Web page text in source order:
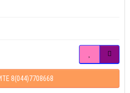
8(044)7708668